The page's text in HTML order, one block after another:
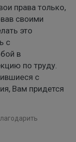
права только,
своими
это
с
в
по труду.
с
Вам придется